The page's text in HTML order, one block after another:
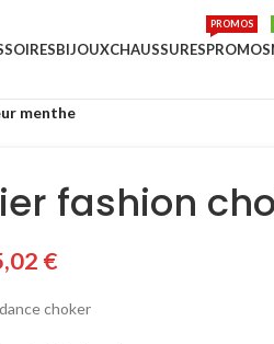
BIJOUXCHAUSSURESPROMOS
PROMOS
menthe
fashion
€
choker